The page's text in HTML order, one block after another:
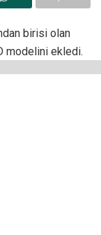
birisi olan
modelini ekledi.